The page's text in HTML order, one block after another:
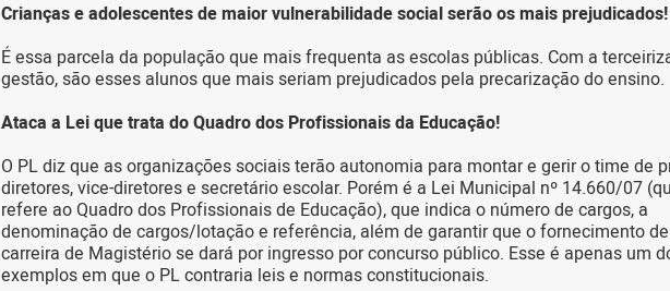
Crianças e adolescentes de maior vulnerabilidade social serão os mais prejudicados!
É essa parcela da população que mais frequenta as escolas públicas. Com a
gestão, são esses alunos que mais seriam prejudicados pela precarização do ensino.
Ataca a Lei que trata do Quadro dos Profissionais da Educação!
O PL diz que as organizações sociais terão autonomia para montar e gerir o time de
diretores, vice-diretores e secretário escolar. Porém é a Lei Municipal nº 14.660/07
refere ao Quadro dos Profissionais de Educação), que indica o número de cargos, a
denominação de cargos/lotação e referência, além de garantir que o fornecimento
carreira de Magistério se dará por ingresso por concurso público. Esse é apenas um
exemplos em que o PL contraria leis e normas constitucionais.